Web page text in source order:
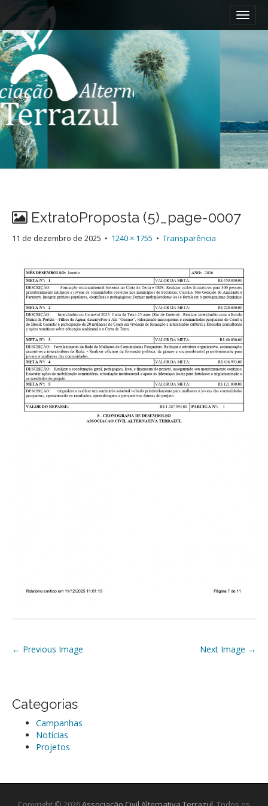
a
i
n
m
e
n
u
i
p
t
o
c
o
n
t
e
ExtratoProposta (5)_page-0007
11 de dezembro de 2025 • 1240 × 1755 • Transparência
P
t
n
← Previous Image Next Image →
Categorias
Campanhas
Notícias
Projetos